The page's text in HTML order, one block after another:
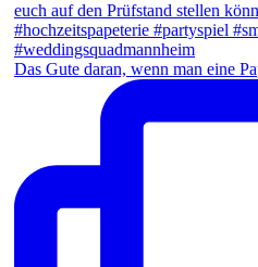
Das Gute daran, wenn man eine